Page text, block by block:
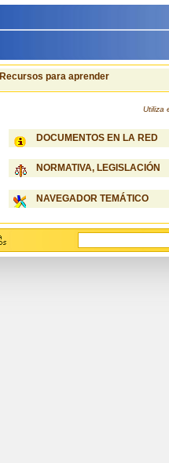
Recursos para aprender
Utiliza
DOCUMENTOS EN LA RED
NORMATIVA, LEGISLACIÓN
NAVEGADOR TEMÁTICO